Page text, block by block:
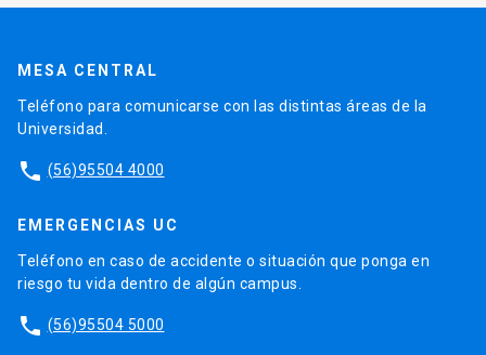
MESA CENTRAL
Teléfono para comunicarse con las distintas áreas de la
Universidad.
phone (56)95504 4000
EMERGENCIAS UC
Teléfono en caso de accidente o situación que ponga en
riesgo tu vida dentro de algún campus.
phone (56)95504 5000